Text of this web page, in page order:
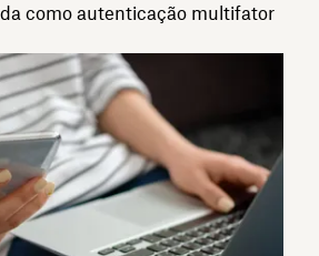
como autenticação multifator